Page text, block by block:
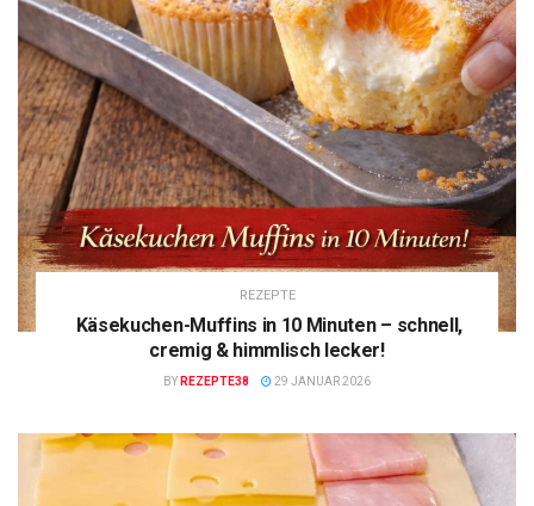
REZEPTE
Käsekuchen-Muffins in 10 Minuten – schnell,
cremig & himmlisch lecker!
BY REZEPTE38 29 JANUAR 2026